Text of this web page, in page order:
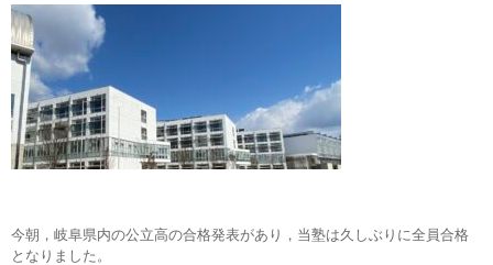
今朝，岐阜県内の公立高の合格発表があり，当塾は久しぶりに全員合格
となりました。